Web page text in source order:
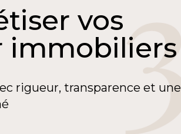
vos
rigueur, transparence et une